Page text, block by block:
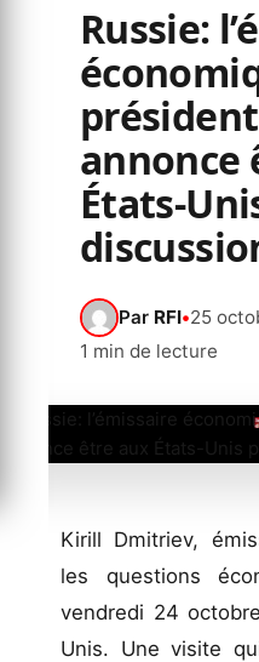
Russie:
annonce
États-
Par RFI•25
1 min de lecture
Kirill Dmitriev,
les questions
vendredi 24
Unis. Une visite